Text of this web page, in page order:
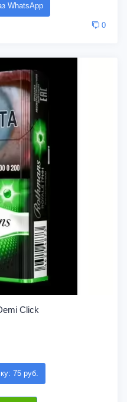
WhatsApp
0
Click
75 руб.